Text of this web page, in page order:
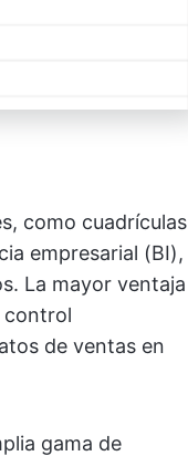
como cuadrículas
empresarial (BI),
La mayor ventaja
control
de ventas en
gama de